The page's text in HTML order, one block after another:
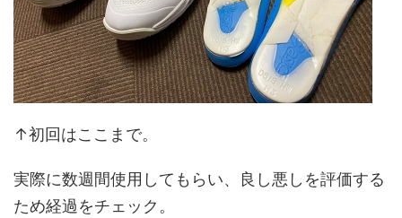
↑初回はここまで。
実際に数週間使用してもらい、良し悪しを評価する
ため経過をチェック。